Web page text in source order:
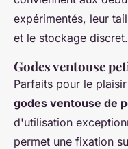
expérimentés, leur
et le stockage discret.
Godes ventouse
Parfaits pour le
godes ventouse de
d'utilisation
permet une fixation